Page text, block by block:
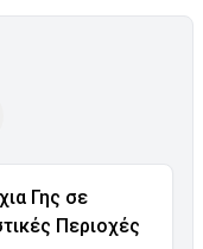
Γης σε
Περιοχές